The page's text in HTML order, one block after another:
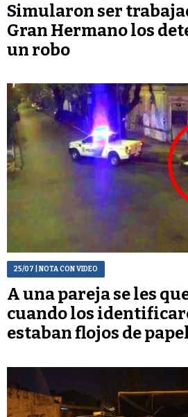
Simularon ser
Gran Hermano los
un robo
25/07 | NOTA CON VIDEO
A una pareja se les
cuando los
estaban flojos de